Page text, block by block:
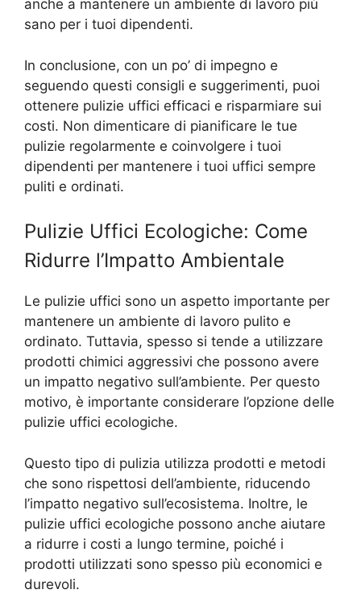
anche a mantenere un ambiente di lavoro più
sano per i tuoi dipendenti.
In conclusione, con un po’ di impegno e
seguendo questi consigli e suggerimenti, puoi
ottenere pulizie uffici efficaci e risparmiare sui
costi. Non dimenticare di pianificare le tue
pulizie regolarmente e coinvolgere i tuoi
dipendenti per mantenere i tuoi uffici sempre
puliti e ordinati.
Pulizie Uffici Ecologiche: Come
Ridurre l’Impatto Ambientale
Le pulizie uffici sono un aspetto importante per
mantenere un ambiente di lavoro pulito e
ordinato. Tuttavia, spesso si tende a utilizzare
prodotti chimici aggressivi che possono avere
un impatto negativo sull’ambiente. Per questo
motivo, è importante considerare l’opzione delle
pulizie uffici ecologiche.
Questo tipo di pulizia utilizza prodotti e metodi
che sono rispettosi dell’ambiente, riducendo
l’impatto negativo sull’ecosistema. Inoltre, le
pulizie uffici ecologiche possono anche aiutare
a ridurre i costi a lungo termine, poiché i
prodotti utilizzati sono spesso più economici e
durevoli.